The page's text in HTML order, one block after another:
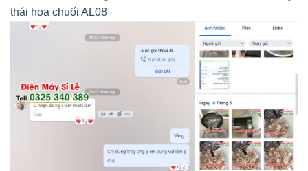
thái hoa chuối AL08